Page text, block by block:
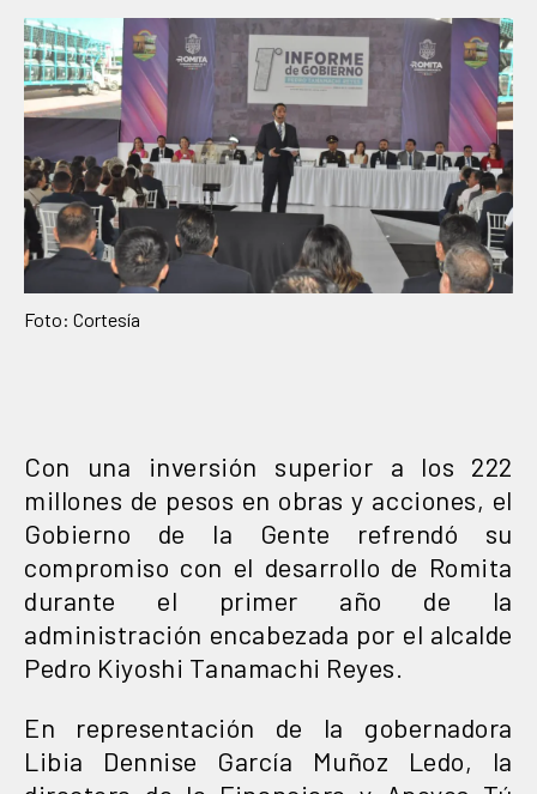
Foto: Cortesía
Con una inversión superior a los 222
millones de pesos en obras y acciones, el
Gobierno de la Gente refrendó su
compromiso con el desarrollo de Romita
durante el primer año de la
administración encabezada por el alcalde
Pedro Kiyoshi Tanamachi Reyes.
En representación de la gobernadora
Libia Dennise García Muñoz Ledo, la